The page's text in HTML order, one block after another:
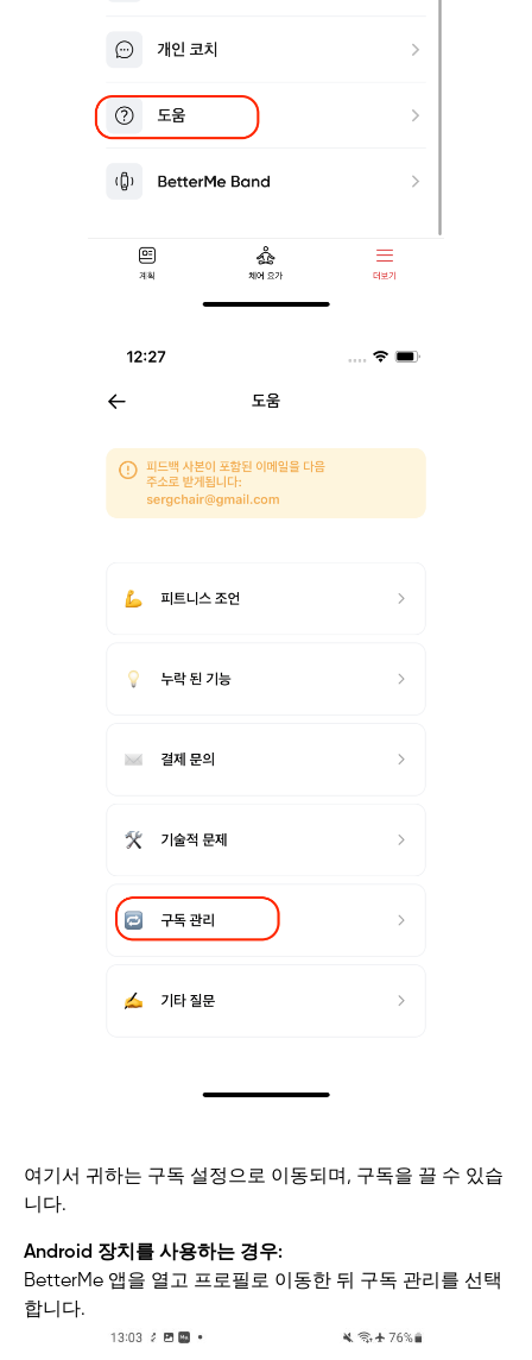
여기서 귀하는 구독 설정으로 이동되며, 구독을 끌 수 있습
니다.
Android 장치를 사용하는 경우:
BetterMe 앱을 열고 프로필로 이동한 뒤 구독 관리를 선택
합니다.